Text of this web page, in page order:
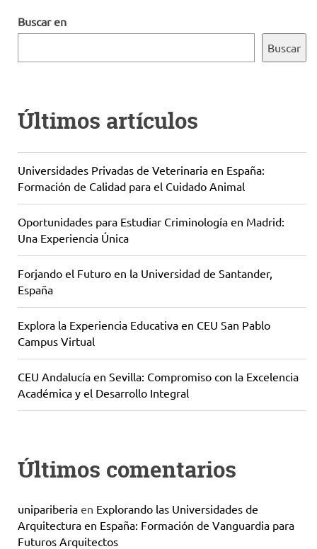
Buscar en
Buscar
Últimos artículos
Universidades Privadas de Veterinaria en España:
Formación de Calidad para el Cuidado Animal
Oportunidades para Estudiar Criminología en Madrid:
Una Experiencia Única
Forjando el Futuro en la Universidad de Santander,
España
Explora la Experiencia Educativa en CEU San Pablo
Campus Virtual
CEU Andalucía en Sevilla: Compromiso con la Excelencia
Académica y el Desarrollo Integral
Últimos comentarios
unipariberia en Explorando las Universidades de
Arquitectura en España: Formación de Vanguardia para
Futuros Arquitectos